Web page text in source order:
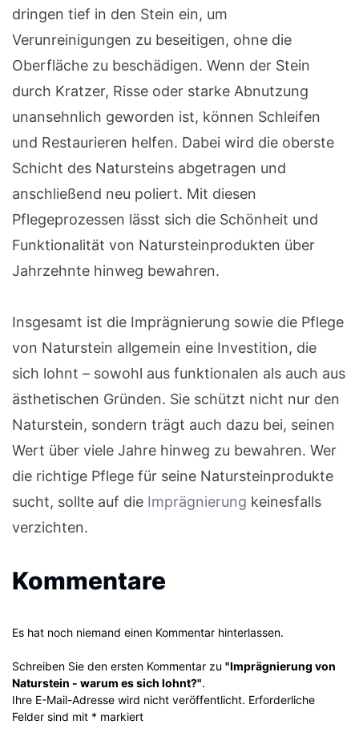
dringen tief in den Stein ein, um
Verunreinigungen zu beseitigen, ohne die
Oberfläche zu beschädigen. Wenn der Stein
durch Kratzer, Risse oder starke Abnutzung
unansehnlich geworden ist, können Schleifen
und Restaurieren helfen. Dabei wird die oberste
Schicht des Natursteins abgetragen und
anschließend neu poliert. Mit diesen
Pflegeprozessen lässt sich die Schönheit und
Funktionalität von Natursteinprodukten über
Jahrzehnte hinweg bewahren.
Insgesamt ist die Imprägnierung sowie die Pflege
von Naturstein allgemein eine Investition, die
sich lohnt – sowohl aus funktionalen als auch aus
ästhetischen Gründen. Sie schützt nicht nur den
Naturstein, sondern trägt auch dazu bei, seinen
Wert über viele Jahre hinweg zu bewahren. Wer
die richtige Pflege für seine Natursteinprodukte
sucht, sollte auf die Imprägnierung keinesfalls
verzichten.
Kommentare
Es hat noch niemand einen Kommentar hinterlassen.
Schreiben Sie den ersten Kommentar zu "Imprägnierung von
Naturstein - warum es sich lohnt?".
Ihre E-Mail-Adresse wird nicht veröffentlicht. Erforderliche
Felder sind mit * markiert